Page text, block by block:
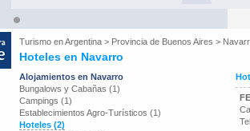
Turismo enArgentina > Provincia de Buenos Aires >
Hoteles en Navarro
Alojamientos en Navarro
Bungalows y Cabañas (1)
Campings (1)
Establecimientos Agro-Turísticos (1)
Hoteles (2)